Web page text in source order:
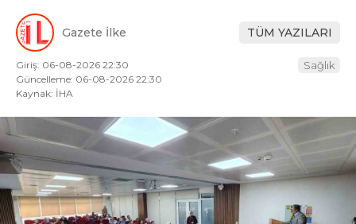
Gazete İlke TÜM YAZILARI
Giriş: 06-08-2026 22:30
Güncelleme: 06-08-2026 22:30
Kaynak: İHA
Sağlık